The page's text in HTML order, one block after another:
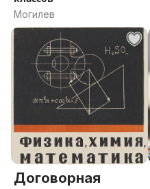
Могилев
Договорная